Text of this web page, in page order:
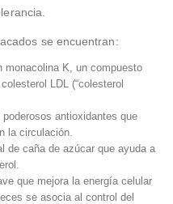
se encuentran:
monacolina K, un compuesto
LDL (“colesterol
antioxidantes que
la circulación.
de caña de azúcar que ayuda a
que mejora la energía celular
se asocia al control del